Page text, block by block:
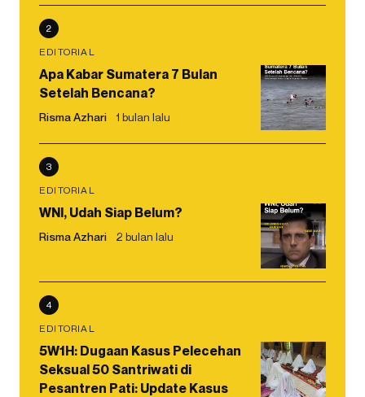
2
EDITORIAL
Apa Kabar Sumatera 7 Bulan
Setelah Bencana?
Risma Azhari 1 bulan lalu
3
EDITORIAL
WNI, Udah Siap Belum?
Risma Azhari 2 bulan lalu
4
EDITORIAL
5W1H: Dugaan Kasus Pelecehan
Seksual 50 Santriwati di
Pesantren Pati: Update Kasus